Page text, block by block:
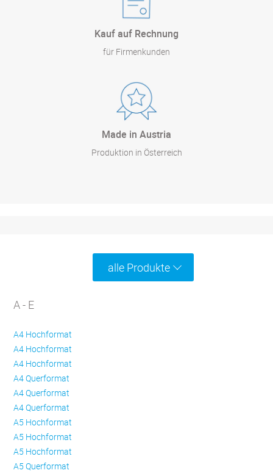
Kauf auf Rechnung
für Firmenkunden
Made in Austria
Produktion in Österreich
alle Produkte
A - E
A4 Hochformat
A4 Hochformat
A4 Hochformat
A4 Querformat
A4 Querformat
A4 Querformat
A5 Hochformat
A5 Hochformat
A5 Hochformat
A5 Querformat